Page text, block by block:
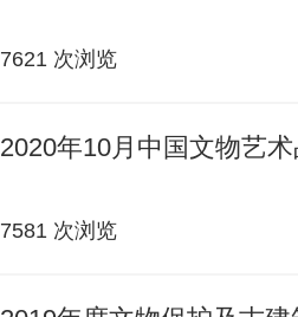
7621 次浏览
2020年10月中国文物艺
7581 次浏览